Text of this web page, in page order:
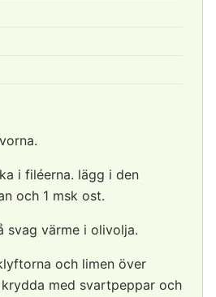
i filéerna. lägg i den
och 1 msk ost.
svag värme i olivolja.
och limen över
med svartpeppar och